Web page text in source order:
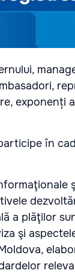
exponenți
în
a plăţilor
şi